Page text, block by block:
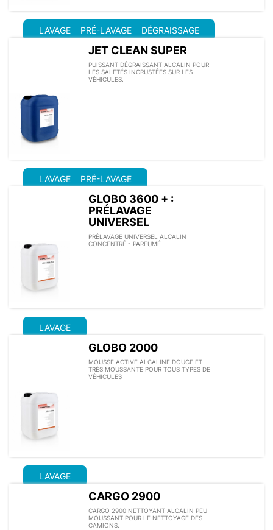
LAVAGE PRÉ-LAVAGE DÉGRAISSAGE
JET CLEAN SUPER
PUISSANT DÉGRAISSANT ALCALIN POUR
LES SALETÉS INCRUSTÉES SUR LES
VÉHICULES.
LAVAGE PRÉ-LAVAGE
GLOBO 3600 + :
PRÉLAVAGE
UNIVERSEL
PRÉLAVAGE UNIVERSEL ALCALIN
CONCENTRÉ - PARFUMÉ
LAVAGE
GLOBO 2000
MOUSSE ACTIVE ALCALINE DOUCE ET
TRÈS MOUSSANTE POUR TOUS TYPES DE
VÉHICULES
LAVAGE
CARGO 2900
CARGO 2900 NETTOYANT ALCALIN PEU
MOUSSANT POUR LE NETTOYAGE DES
CAMIONS.